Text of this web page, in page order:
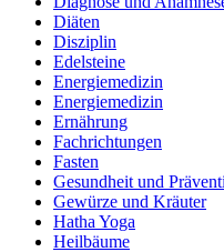
Diäten
Disziplin
Edelsteine
Energiemedizin
Energiemedizin
Ernährung
Fachrichtungen
Fasten
Gesundheit und
Gewürze und Kräuter
Hatha Yoga
Heilbäume